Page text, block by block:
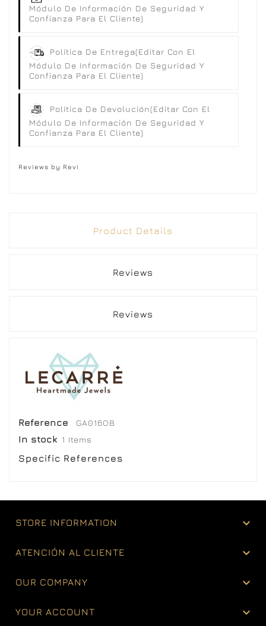
Módulo De Información De Seguridad Y
Confianza Para El Cliente)
Política De Entrega(editar Con El
Módulo De Información De Seguridad Y
Confianza Para El Cliente)
Política De Devolución(editar Con El
Módulo De Información De Seguridad Y
Confianza Para El Cliente)
Reviews by Revi
Product Details
Reviews
Reviews
Reference GA016OB
In stock 1 Items
Specific References
STORE INFORMATION 
ATENCIÓN AL CLIENTE 
OUR COMPANY 
YOUR ACCOUNT 